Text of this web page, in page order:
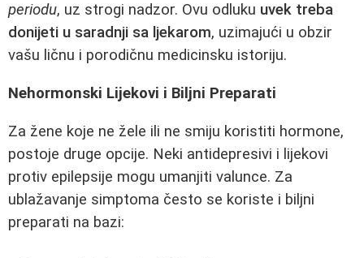
periodu, uz strogi nadzor. Ovu odluku uvek treba
donijeti u saradnji sa ljekarom, uzimajući u obzir
vašu ličnu i porodičnu medicinsku istoriju.
Nehormonski Lijekovi i Biljni Preparati
Za žene koje ne žele ili ne smiju koristiti hormone,
postoje druge opcije. Neki antidepresivi i lijekovi
protiv epilepsije mogu umanjiti valunce. Za
ublažavanje simptoma često se koriste i biljni
preparati na bazi: